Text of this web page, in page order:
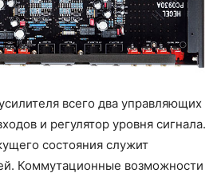
всего два управляющих
и регулятор уровня сигнала.
состояния служит
Коммутационные возможности